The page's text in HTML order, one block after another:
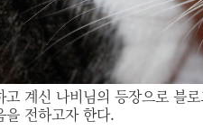
계신 나비님의 등장으로 블
을 전하고자 한다.